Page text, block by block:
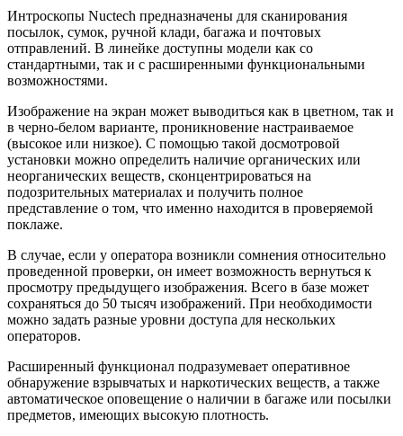
Интроскопы Nuctech предназначены для сканирования
посылок, сумок, ручной клади, багажа и почтовых
отправлений. В линейке доступны модели как со
стандартными, так и с расширенными функциональными
возможностями.
Изображение на экран может выводиться как в цветном, так и
в черно-белом варианте, проникновение настраиваемое
(высокое или низкое). С помощью такой досмотровой
установки можно определить наличие органических или
неорганических веществ, сконцентрироваться на
подозрительных материалах и получить полное
представление о том, что именно находится в проверяемой
поклаже.
В случае, если у оператора возникли сомнения относительно
проведенной проверки, он имеет возможность вернуться к
просмотру предыдущего изображения. Всего в базе может
сохраняться до 50 тысяч изображений. При необходимости
можно задать разные уровни доступа для нескольких
операторов.
Расширенный функционал подразумевает оперативное
обнаружение взрывчатых и наркотических веществ, а также
автоматическое оповещение о наличии в багаже или посылки
предметов, имеющих высокую плотность.